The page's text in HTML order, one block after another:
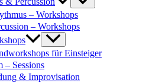
– Workshops
– Workshops
für Einsteiger
– Sessions
& Improvisation